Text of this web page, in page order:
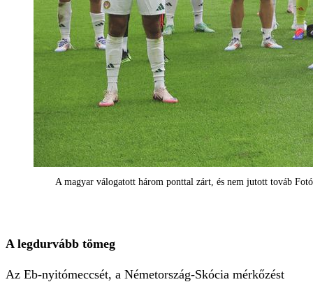
A magyar válogatott három ponttal zárt, és nem jutott továb
A legdurvább tömeg
Az Eb-nyitómeccsét, a Németország-Skócia mérkőzést